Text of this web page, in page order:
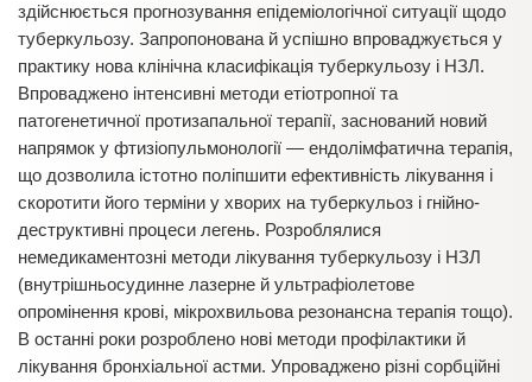
здійснюється прогнозування епідеміологічної ситуації щодо
туберкульозу. Запропонована й успішно впроваджується у
практику нова клінічна класифікація туберкульозу і НЗЛ.
Впроваджено інтенсивні методи етіотропної та
патогенетичної протизапальної терапії, заснований новий
напрямок у фтизіопульмонології — ендолімфатична терапія,
що дозволила істотно поліпшити ефективність лікування і
скоротити його терміни у хворих на туберкульоз і гнійно-
деструктивні процеси легень. Розроблялися
немедикаментозні методи лікування туберкульозу і НЗЛ
(внутрішньосудинне лазерне й ультрафіолетове
опромінення крові, мікрохвильова резонансна терапія тощо).
В останні роки розроблено нові методи профілактики й
лікування бронхіальної астми. Упроваджено різні сорбційні